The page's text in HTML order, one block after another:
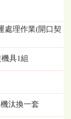
處理作業(開口契
具1組
汰換一套